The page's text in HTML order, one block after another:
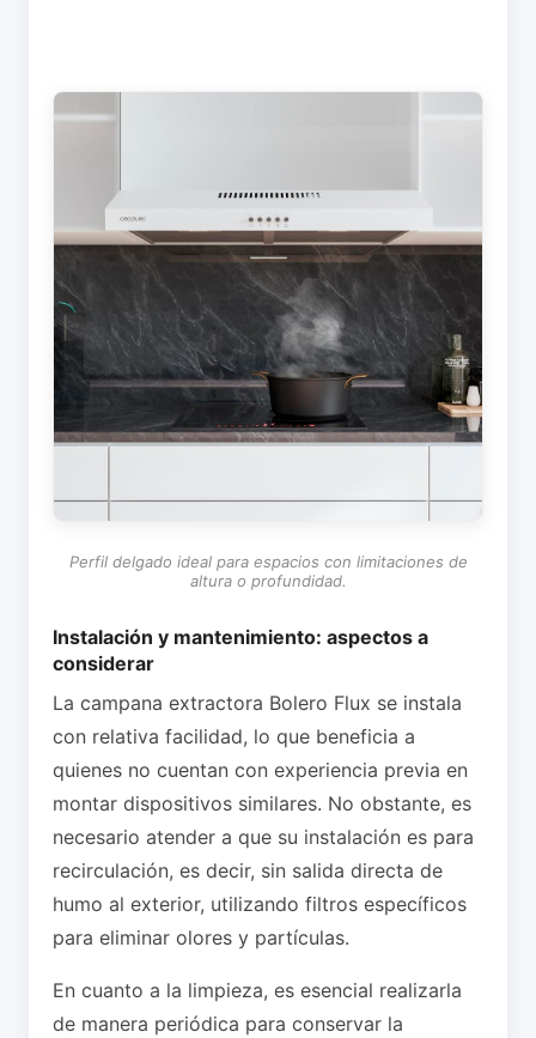
Perfil delgado ideal para espacios con limitaciones de
altura o profundidad.
Instalación y mantenimiento: aspectos a
considerar
La campana extractora Bolero Flux se instala
con relativa facilidad, lo que beneficia a
quienes no cuentan con experiencia previa en
montar dispositivos similares. No obstante, es
necesario atender a que su instalación es para
recirculación, es decir, sin salida directa de
humo al exterior, utilizando filtros específicos
para eliminar olores y partículas.
En cuanto a la limpieza, es esencial realizarla
de manera periódica para conservar la